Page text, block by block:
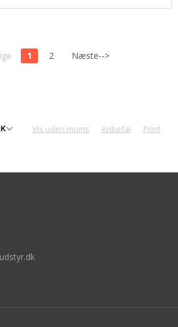
1 2 Næste-->
Vis uden moms Anbefal Print